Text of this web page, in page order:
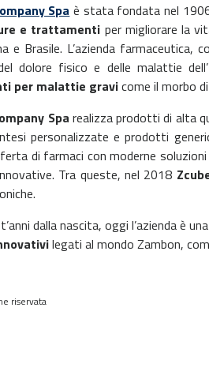
Spa è stata fondata nel
e trattamenti per migliorare la
e Brasile. L’azienda
dolore fisico e delle malattie dell’
per malattie gravicome il morbo
Spa realizza prodotti di alta
personalizzate e prodotti
di farmaci con moderne
Tra queste, nel 2018
dalla nascita, oggi l’azienda è una
legati al mondo Zambon,
riservata